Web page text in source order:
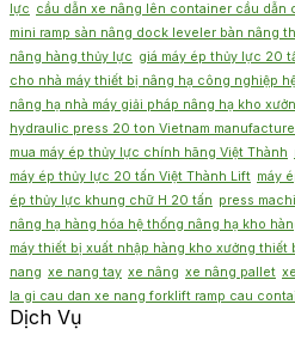
lực cầu dẫn xe nâng lên container cầu dẫn
mini ramp sàn nâng dock leveler bàn nâng
nâng hàng thủy lực giá máy ép thủy lực 20
cho nhà máy thiết bị nâng hạ công nghiệp
nâng hạ nhà máy giải pháp nâng hạ kho
hydraulic press 20 ton Vietnam
mua máy ép thủy lực chính hãng Việt Thành
máy ép thủy lực 20 tấn Việt Thành Lift máy
ép thủy lực khung chữ H 20 tấn press
nâng hạ hàng hóa hệ thống nâng hạ kho
máy thiết bị xuất nhập hàng kho xưởng
nang xe nang tay xe nâng xe nâng pallet
la gi cau dan xe nang forklift ramp cau
Dịch Vụ